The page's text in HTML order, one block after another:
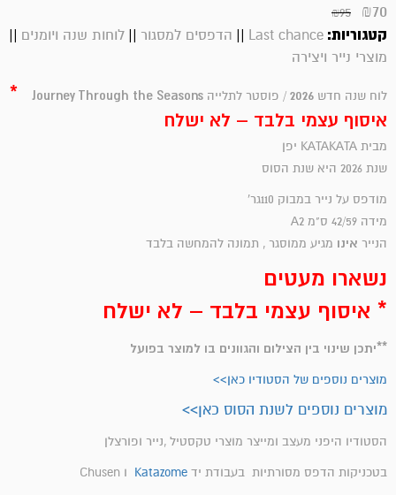
₪95 ₪70
קטגוריות: Last chance
|| הדפסים למסגור || לוחות שנה ויומנים ||
מוצרי נייר ויצירה
לוח שנה חדש 2026 / פוסטר לתלייה Journey Through the Seasons
*
איסוף עצמי בלבד – לא ישלח
מבית KATAKATA יפן
שנת 2026 היא שנת הסוס
מודפס על נייר במבוק 110גר'
מידה 42/59 ס"מ A2
הנייר אינו מגיע ממוסגר , תמונה להמחשה בלבד
נשארו מעטים
* איסוף עצמי בלבד – לא ישלח
**יתכן שינוי בין הצילום והגוונים בו למוצר בפועל
מוצרים נוספים של הסטודיו כאן>>
מוצרים נוספים לשנת הסוס כאן>>
הסטודיו היפני מעצב ומייצר מוצרי טקסטיל ,נייר ופורצלן
בטכניקות הדפס מסורתיות בעבודת יד Katazome ו Chusen